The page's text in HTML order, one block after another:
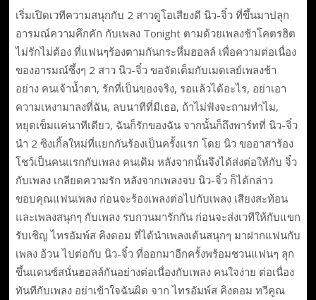
เริ่มเปิดเวทีความสนุกกับ 2 สาวดูโอเสียงดี นิว-จิ๋ว ที่ขึ้นมาปลุก
อารมณ์ความคึกคัก กับเพลง Tonight ตามด้วยเพลงช้าโคตรฮิต
ไม่รักไม่ต้อง ที่แฟนๆร้องตามกันกระหึ่มฮอลล์ เพื่อความต่อเนื่อง
ของอารมณ์ซึ้งๆ 2 สาว นิว-จิ๋ว ขอจัดเต็มกับเมดเลย์เพลงช้า
อย่าง คนเจ้าน้ำตา, รักที่เป็นของจริง, รอแล้วได้อะไร, อย่าเอา
ความเหงามาลงที่ฉัน, ลบนาทีที่มีเธอ, ถ้าไม่ฟังจะถามทำไม,
หยุดเข็มแค่นาทีเดียว, ฉันก็รักของฉัน จากนั้นก็ถึงพาร์ทที่ นิว-จิ๋ว
นำ 2 ซิงเกิ้ลใหม่ที่แยกกันร้องเป็นครั้งแรก โดย นิว ขออาสาร้อง
โชว์เป็นคนแรกกับเพลง คนเดิม หลังจากนั้นจึงได้ส่งต่อให้กับ จิ๋ว
กับเพลง เกลียดความรัก หลังจากเพลงจบ นิว-จิ๋ว ก็ได้กล่าว
ขอบคุณแฟนเพลง ก่อนจะร้องเพลงต่อไปกับเพลง เสียงสะท้อน
และเพลงสนุกๆ กับเพลง รบกวนมารักกัน ก่อนจะส่งเวทีให้กับแขก
รับเชิญ ไทรอัมพ์ส คิงดอม ที่ได้นำเพลงเต้นสนุกๆ มาฝากแฟนกับ
เพลง อ้วน ไปต่อกับ นิว-จิ๋ว ที่ออกมาอีกครั้งพร้อมชวนแฟนๆ ลุก
ขึ้นแดนซ์สนั่นฮอลล์กันอย่างต่อเนื่องกับเพลง คนใจง่าย ต่อเนื่อง
ทันทีกับเพลง อย่าเข้าใจฉันผิด จาก ไทรอัมพ์ส คิงดอม ทวีคูณ